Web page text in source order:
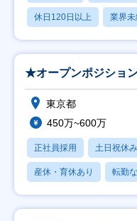
休日120日以上 業界
★オープンポジショ
東京都
450万~600万
正社員採用 土日祝休み
産休・育休あり 転勤